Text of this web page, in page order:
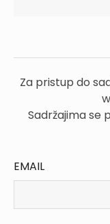
Za pristup do
Sadržajima se
EMAIL